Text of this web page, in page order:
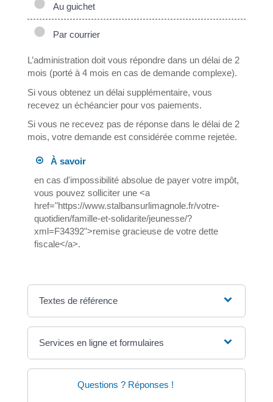
Au guichet
Par courrier
L’administration doit vous répondre dans un délai de 2
mois (porté à 4 mois en cas de demande complexe).
Si vous obtenez un délai supplémentaire, vous
recevez un échéancier pour vos paiements.
Si vous ne recevez pas de réponse dans le délai de 2
mois, votre demande est considérée comme rejetée.
À savoir
en cas d'impossibilité absolue de payer votre impôt,
vous pouvez solliciter une <a
href="https://www.stalbansurlimagnole.fr/votre-
quotidien/famille-et-solidarite/jeunesse/?
xml=F34392">remise gracieuse de votre dette
fiscale</a>.
Textes de référence
Services en ligne et formulaires
Questions ? Réponses !